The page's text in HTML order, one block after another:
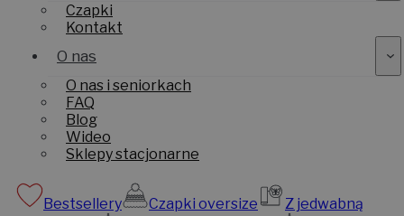
Czapki
Kontakt
O nas
O nas i seniorkach
FAQ
Blog
Wideo
Sklepy stacjonarne
Bestsellery Czapki oversize
Z jedwabną